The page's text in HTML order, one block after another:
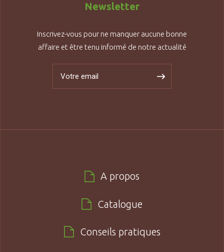
Newsletter
Inscrivez-vous pour ne manquer aucune bonne
affaire et être tenu informé de notre actualité
A propos
Catalogue
Conseils pratiques